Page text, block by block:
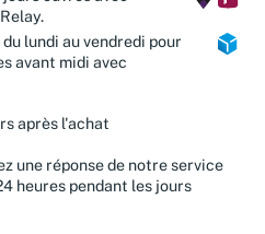
ouvrés avec
lundi au vendredi pour
avant midi avec
après l'achat
une réponse de notre service
heures pendant les jours